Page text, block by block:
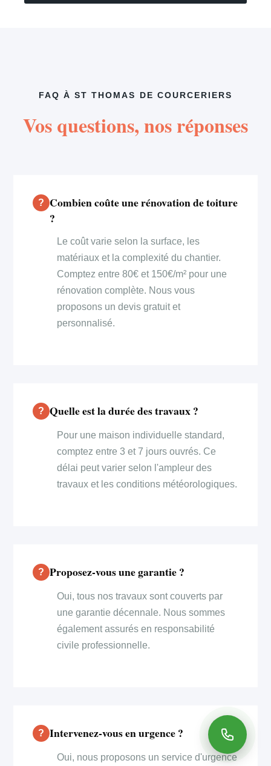
FAQ À ST THOMAS DE COURCERIERS
Vos questions, nos réponses
Combien coûte une rénovation de toiture
?
Le coût varie selon la surface, les
matériaux et la complexité du chantier.
Comptez entre 80€ et 150€/m² pour une
rénovation complète. Nous vous
proposons un devis gratuit et
personnalisé.
Quelle est la durée des travaux ?
Pour une maison individuelle standard,
comptez entre 3 et 7 jours ouvrés. Ce
délai peut varier selon l'ampleur des
travaux et les conditions météorologiques.
Proposez-vous une garantie ?
Oui, tous nos travaux sont couverts par
une garantie décennale. Nous sommes
également assurés en responsabilité
civile professionnelle.
Intervenez-vous en urgence ?
Oui, nous proposons un service d'urgence